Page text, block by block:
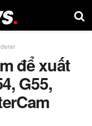
để xuất
G55,